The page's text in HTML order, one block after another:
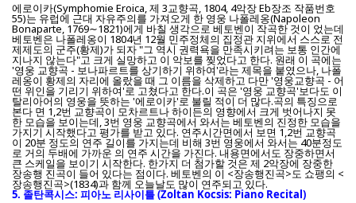
에로이카(Symphomie Eroica, 제 3교향곡, 1804, 4악장 Eb장조 작품번호
55)는 유럽에 근대 자유주의를 가져오게 한 영웅 나폴레옹(Napoleon
Bonaparte, 1769∼1821)에게 바칠 생각으로 베토벤이 작곡한 것이 었는데
베토벤은 나폴레옹이 1804년 12월 민주정체의 집정관 지위에서 스스로 전
제제도의 군주(황제)가 되자 "그 역시 권력욕을 만족시키려는 보통 인간에
지나지 않는다"고 크게 실망하고 이 악보를 찢었다고 한다. 원래 이 곡에는
'영웅 교향곡 - 보나파르트를 상기하기 위하여'라는 제목을 붙였으나, 나폴
레옹이 황제의 자리에 올랐을 때 그 이름을 삭제하고 다만 '영웅교향곡 - 어
떤 위인을 기리기 위하여'로 고쳤다고 한다.이 곡은 '영웅 교향곡'보다도 이
탈리아어의 영웅을 뜻하는 '에로이카'로 불릴 적이 더 많다.곡의 특징으로
본다 면 1,2번 교향곡이 모차르트나 하이든의 영향에서 크게 벗어나지 못
한 모습을 보이는데, 3번 영웅 교향곡에서 와서는 베토벤의 진정한 모습을
가지기 시작했다고 평가를 받고 있다. 연주시간면에서 보면 1,2번 교향곡
이 20분 정도의 연주 길이를 가지는데 비해 3번 영웅에서 와서는 40분정도
로 거의 두배에 가까운 의 연주 시간을 가진다. 내용면에서도 장중하면서
큰 스케일을 보이기 시작한다. 한가지 더 첨가할 것은 제 2악장에 장중한
장송행 진곡이 들어 있다는 점이다. 베토벤의 이 <장송행진곡>도 쇼팽의 <
장송행진곡>(1834)과 함께 오늘날도 많이 연주되고 있다.
5. 졸탄콕시스: 피아노 리사이틀 (Zoltan Kocsis: Piano Recital)